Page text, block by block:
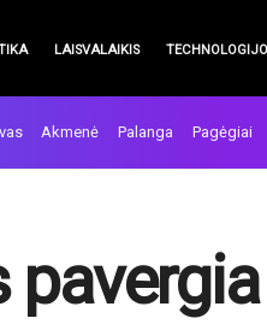
LAISVALAIKIS
Akmenė Palanga Pagėgiai